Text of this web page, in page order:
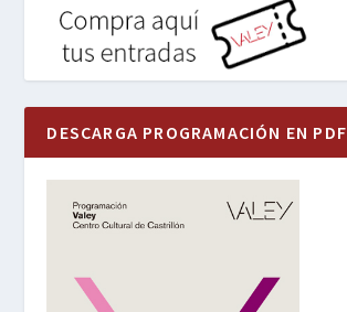
DESCARGA PROGRAMACIÓN EN PDF